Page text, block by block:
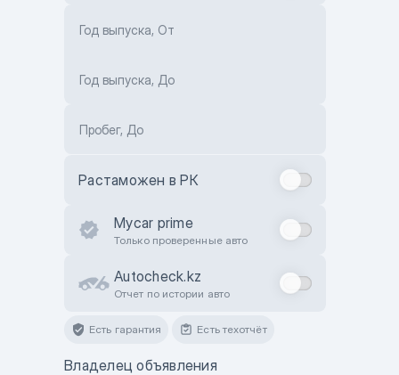
Год выпуска, От
Год выпуска, До
Пробег, До
Растаможен в РК
Mycar prime
Только проверенные авто
Autocheck.kz
Отчет по истории авто
Есть гарантия Есть техотчёт
Владелец объявления